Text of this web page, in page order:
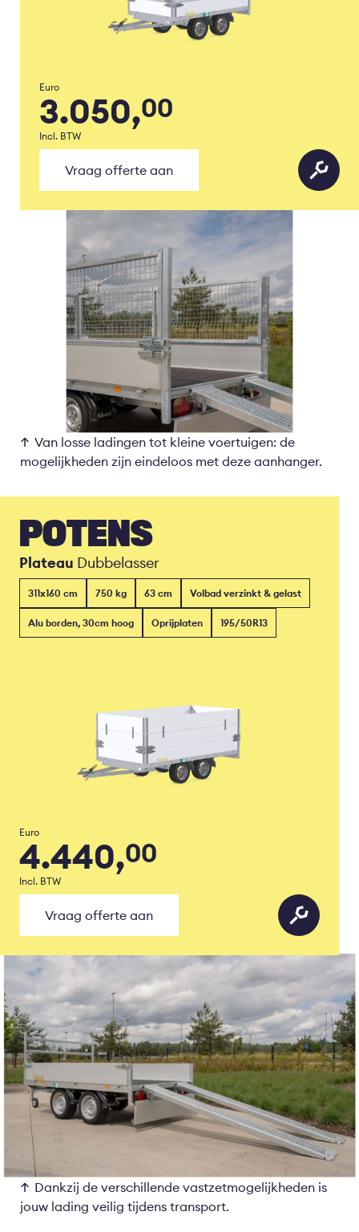
Van losse ladingen tot kleine voertuigen: de
mogelijkheden zijn eindeloos met deze aanhanger.
Dankzij de verschillende vastzetmogelijkheden is
jouw lading veilig tijdens transport.
Euro
3.050,00
Incl. BTW
Vraag offerte aan
POTENS
Plateau Dubbelasser
311x160 cm 750 kg 63 cm Volbad verzinkt & gelast
Alu borden, 30cm hoog Oprijplaten 195/50R13
Euro
4.440,00
Incl. BTW
Vraag offerte aan